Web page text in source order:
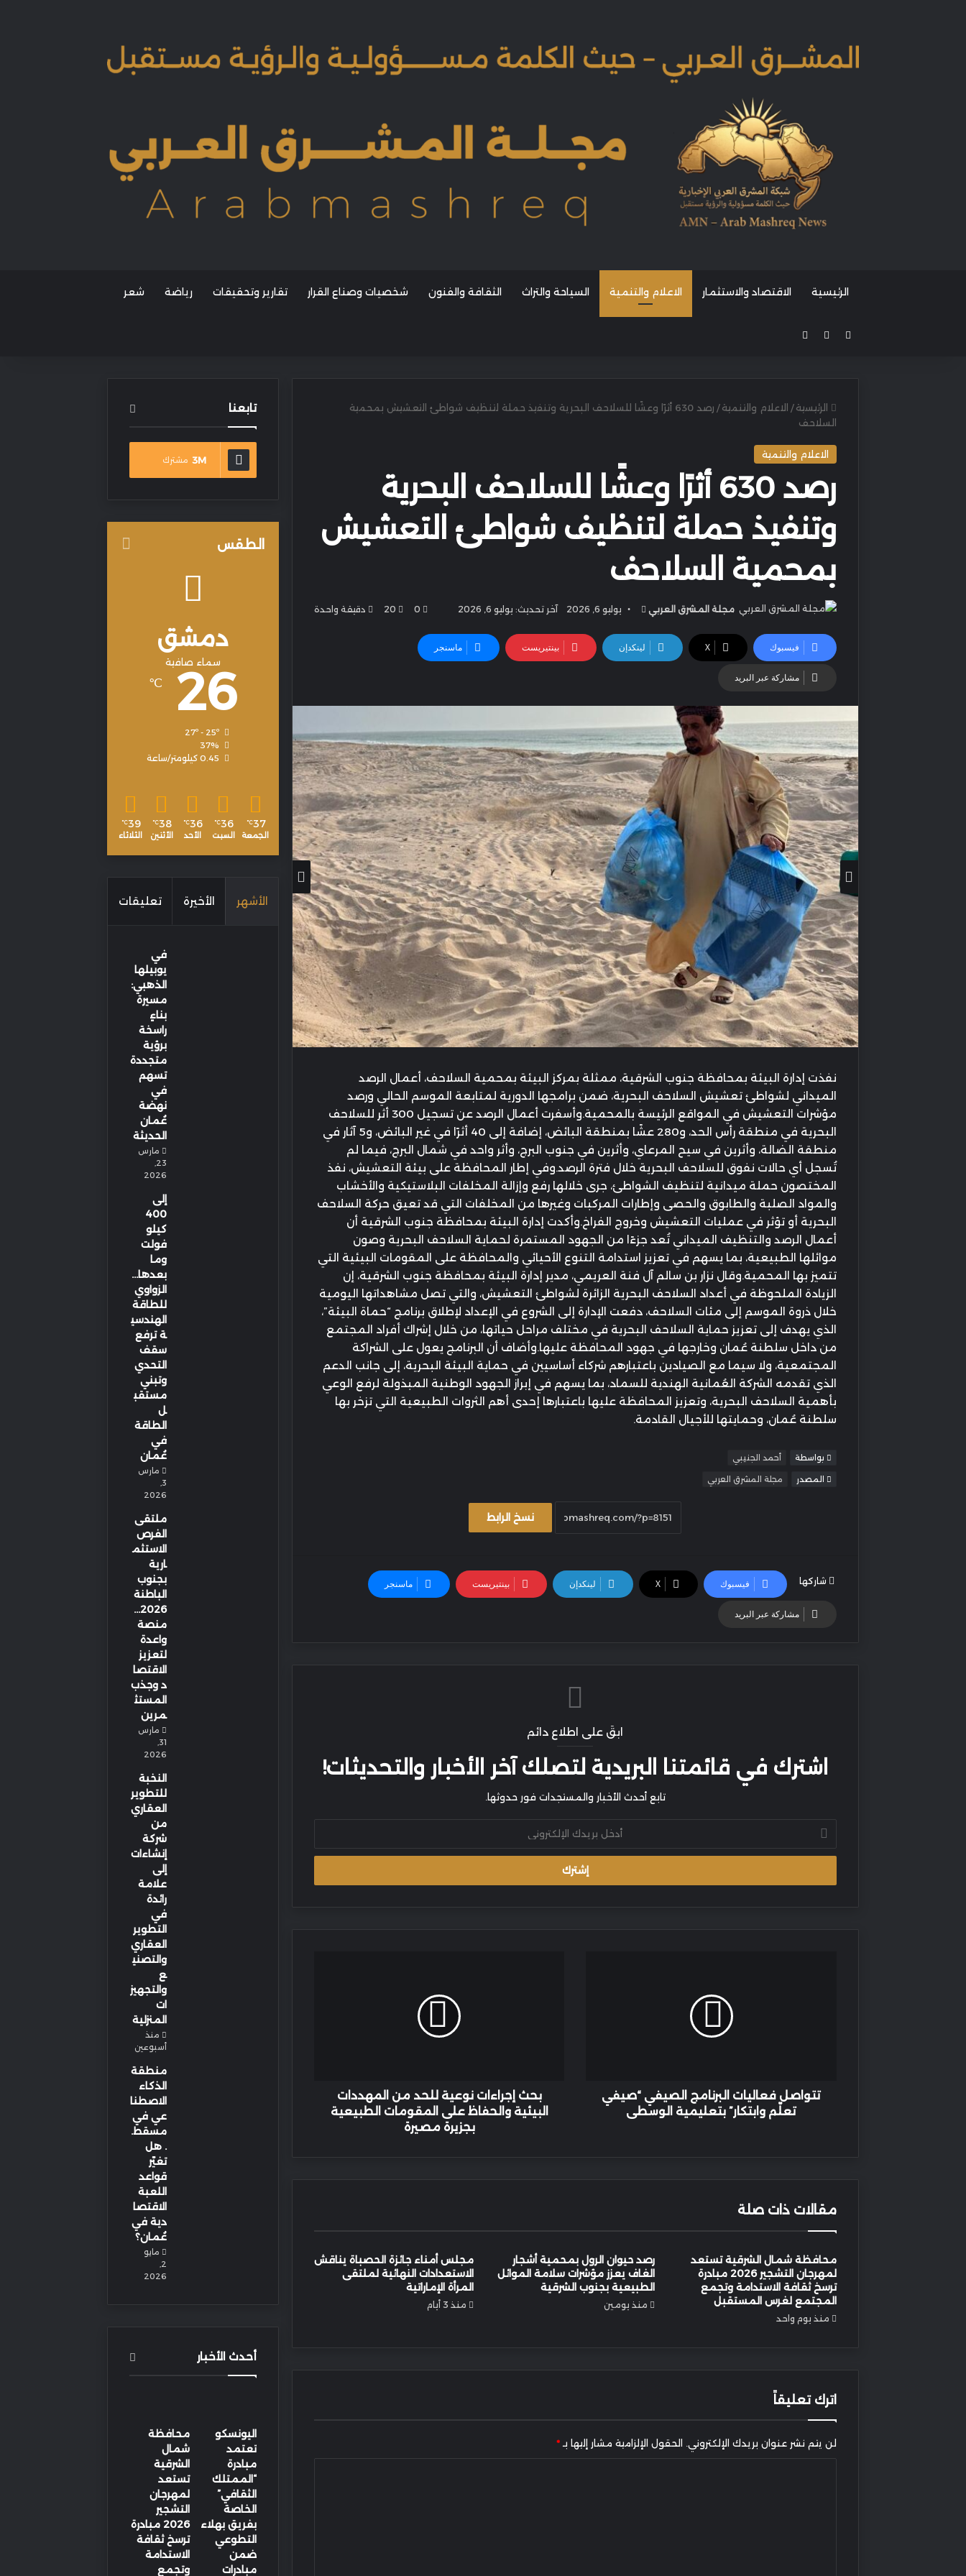
الرئيسية الاقتصاد والاستثمار الاعلام والتنمية السياحة والتراث الثقافة والفنون شخصيات وصناع القرار تقارير وتحقيقات رياضة شعر
مقال عشوائي
الوضع المظلم
الرئيسية / الاعلام والتنمية /
رصد 630 أثرًا وعشًا للسلاحف البحرية وتنفيذ حملة لتنظيف شواطئ التعشيش بمحمية
السلاحف
الاعلام والتنمية
رصد 630 أثرًا وعشًا للسلاحف البحرية
وتنفيذ حملة لتنظيف شواطئ التعشيش
بمحمية السلاحف
مجلة المشرق العربي
أرسل
إلكترونيا
يوليو 6, 2026 آخر تحديث: يوليو 6, 2026 0
20 دقيقة واحدة
فيسبوك ‫X لينكدإن بينتيريست ماسنجر
مشاركة عبر البريد
نفذت إدارة البيئة بمحافظة جنوب الشرقية، ممثلة بمركز البيئة بمحمية السلاحف، أعمال الرصد
الميداني لشواطئ تعشيش السلاحف البحرية، ضمن برامجها الدورية لمتابعة الموسم الحالي ورصد
مؤشرات التعشيش في المواقع الرئيسة بالمحمية.وأسفرت أعمال الرصد عن تسجيل 300 أثر للسلاحف
البحرية في منطقة رأس الحد، و280 عشًا بمنطقة البائض، إضافة إلى 40 أثرًا في غير البائض، و5 آثار في
منطقة الضالة، وأثرين في سيح المرعاي، وأثرين في جنوب البرج، وأثر واحد في شمال البرج، فيما لم
تُسجل أي حالات نفوق للسلاحف البحرية خلال فترة الرصد.وفي إطار المحافظة على بيئة التعشيش، نفذ
المختصون حملة ميدانية لتنظيف الشواطئ، جرى خلالها رفع وإزالة المخلفات البلاستيكية والأخشاب
والمواد الصلبة والطابوق والحصى وإطارات المركبات وغيرها من المخلفات التي قد تعيق حركة السلاحف
البحرية أو تؤثر في عمليات التعشيش وخروج الفراخ.وأكدت إدارة البيئة بمحافظة جنوب الشرقية أن
أعمال الرصد والتنظيف الميداني تُعد جزءًا من الجهود المستمرة لحماية السلاحف البحرية وصون
موائلها الطبيعية، بما يسهم في تعزيز استدامة التنوع الأحيائي والمحافظة على المقومات البيئية التي
تتميز بها المحمية.وقال نزار بن سالم آل فنة العريمي، مدير إدارة البيئة بمحافظة جنوب الشرقية، إن
الزيادة الملحوظة في أعداد السلاحف البحرية الزائرة لشواطئ التعشيش، والتي تصل مشاهداتها اليومية
خلال ذروة الموسم إلى مئات السلاحف، دفعت الإدارة إلى الشروع في الإعداد لإطلاق برنامج “حماة البيئة”،
الذي يهدف إلى تعزيز حماية السلاحف البحرية في مختلف مراحل حياتها، من خلال إشراك أفراد المجتمع
من داخل سلطنة عُمان وخارجها في جهود المحافظة عليها.وأضاف أن البرنامج يعول على الشراكة
المجتمعية، ولا سيما مع الصيادين باعتبارهم شركاء أساسيين في حماية البيئة البحرية، إلى جانب الدعم
الذي تقدمه الشركة العُمانية الهندية للسماد، بما يسهم في إبراز الجهود الوطنية المبذولة لرفع الوعي
بأهمية السلاحف البحرية، وتعزيز المحافظة عليها باعتبارها إحدى أهم الثروات الطبيعية التي تزخر بها
سلطنة عُمان، وحمايتها للأجيال القادمة.
بواسطة أحمد الجنيبي
المصدر مجلة المشرق العربي
نسخ الرابط
شاركها فيسبوك ‫X لينكدإن بينتيريست ماسنجر
مشاركة عبر البريد
ابقَ على اطلاع دائم
اشترك في قائمتنا البريدية لتصلك آخر الأخبار والتحديثات!
تابع أحدث الأخبار والمستجدات فور حدوثها.
بريدك
الإلكتروني
تتواصل فعاليات البرنامج الصيفي “صيفي
تعلّم وابتكار” بتعليمية الوسطى
المقومات
الطبيعية
بحث إجراءات نوعية للحد من المهددات
البيئية والحفاظ على المقومات الطبيعية
بجزيرة مصيرة
مقالات ذات صلة
محافظة شمال الشرقية تستعد
لمهرجان التشجير 2026 مبادرة
ترسخ ثقافة الاستدامة وتجمع
المجتمع لغرس المستقبل
منذ يوم واحد
رصد حيوان الرول بمحمية أشجار
الغاف يعزز مؤشرات سلامة الموائل
الطبيعية بجنوب الشرقية
منذ يومين
مجلس أمناء جائزة الحصباة يناقش
الاستعدادات النهائية لملتقى
المرأة الإماراتية
منذ 3 أيام
اترك تعليقاً
لن يتم نشر عنوان بريدك الإلكتروني. الحقول الإلزامية مشار إليها بـ*
تابعنا
3M مشترك
الطقس
دمشق
سماء صافية
26
℃
37%
0.45 كيلومتر/ساعة
37
℃
الجمعة
36
℃
السبت
36
℃
الأحد
38
℃
الأثنين
39
℃
الثلاثاء
الأشهر الأخيرة تعليقات
في
يوبيلها
الذهبي:
مسيرة
بناءٍ
راسخة
برؤية
متجددة
تسهم
في
نهضة
عُمان
الحديثة
مارس
23,
2026
إلى
400
كيلو
فولت
وما
بعدها…
الزواوي
للطاقة
الهندسي
ة ترفع
سقف
التحدي
وتبني
مستقب
ل
الطاقة
في
عُمان
مارس
3,
2026
ملتقى
الفرص
الاستثم
ارية
بجنوب
الباطنة
2026…
منصة
واعدة
لتعزيز
الاقتصا
د وجذب
المستث
مرين
مارس
31,
2026
النخبة
للتطوير
العقاري
من
شركة
إنشاءات
إلى
علامة
رائدة
في
التطوير
العقاري
والتصني
ع
والتجهيز
ات
المنزلية
منذ
أسبوعين
منطقة
الذكاء
الاصطنا
عي في
مسقط.
. هل
تغيّر
قواعد
اللعبة
الاقتصا
دية في
عُمان؟
مايو
2,
2026
أحدث الأخبار
اليونسكو
تعتمد
مبادرة
“الممتلك
الثقافي”
الخاصة
بفريق بهلاء
التطوعي
ضمن
مبادرات
محافظة
شمال
الشرقية
تستعد
لمهرجان
التشجير
2026 مبادرة
ترسخ ثقافة
الاستدامة
وتجمع